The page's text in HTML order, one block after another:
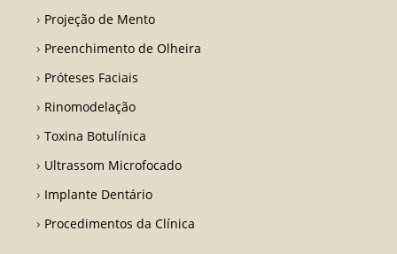
Projeção de Mento
Preenchimento de Olheira
Próteses Faciais
Rinomodelação
Toxina Botulínica
Ultrassom Microfocado
Implante Dentário
Procedimentos da Clínica